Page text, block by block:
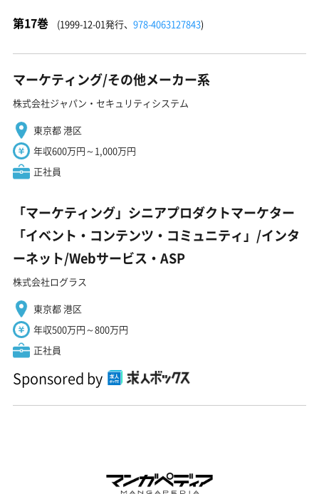
第17巻 (1999-12-01発行、 978-4063127843)
マーケティング/その他メーカー系
株式会社ジャパン・セキュリティシステム
東京都 港区
年収600万円～1,000万円
正社員
「マーケティング」シニアプロダクトマーケター
「イベント・コンテンツ・コミュニティ」/インタ
ーネット/Webサービス・ASP
株式会社ログラス
東京都 港区
年収500万円～800万円
正社員
Sponsored by